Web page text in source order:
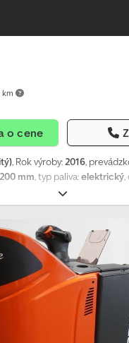
km
o cene
, Rok výroby:2016,
200 mm, typ paliva:elektrický,
, = Ďalšie informácie =
kolesový Hmotnosť bez
stav: dobrý
informácií kontaktujte
Rolanda.